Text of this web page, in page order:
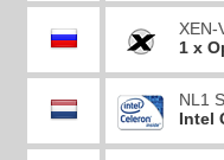
XEN-
1 x
NL1
Intel